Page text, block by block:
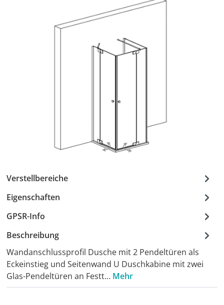
Verstellbereiche
Eigenschaften
GPSR-Info
Beschreibung
Wandanschlussprofil Dusche mit 2 Pendeltüren als
Eckeinstieg und Seitenwand U Duschkabine mit zwei
Glas-Pendeltüren an Festt… Mehr